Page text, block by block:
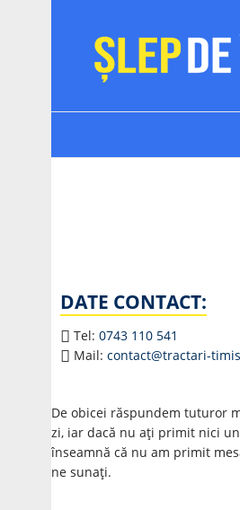
DATE CONTACT:
Tel: 0743 110 541
Mail: contact@tractari-
De obicei răspundem tuturor
zi, iar dacă nu ați primit nici
înseamnă că nu am primit
ne sunați.